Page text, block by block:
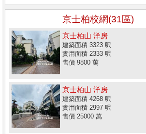
京士柏校網(31區)
京士柏山 洋房
建築面積 3323 呎
實用面積 2333 呎
售價 9800 萬
京士柏山 洋房
建築面積 4268 呎
實用面積 2997 呎
售價 25000 萬